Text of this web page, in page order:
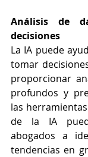
Análisis de
decisiones
La IA puede
tomar
proporcionar
profundos y
las
de la IA
abogados a
tendencias en